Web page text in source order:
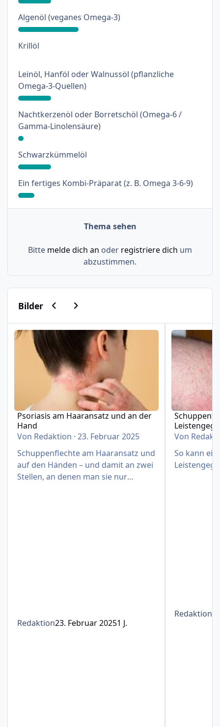
Algenöl (veganes Omega-3): 33%
Krillöl: 0%
Leinöl, Hanföl oder Walnussöl (pflanzliche
Omega-3-Quellen): 18%
Nachtkerzenöl oder Borretschöl (Omega-6 /
Gamma-Linolensäure): 3%
Schwarzkümmelöl: 18%
Ein fertiges Kombi-Präparat (z. B. Omega 3-6-9): 9%
Thema sehen
Bitte melde dich an oder registriere dich um
abzustimmen.
BilderVorherige Karussell-Folie
Nächste Karussell-Folie
Psoriasis am Haaransatz und an der Hand
Psoriasis am Haaransatz und an der
Hand
Von Redaktion ·23. Februar 2025
Schuppenflechte am Haaransatz und
auf den Händen – und damit an zwei
Stellen, an denen man sie nur
Redaktion23. Februar 20251 J.
Von
So kann
Redaktion